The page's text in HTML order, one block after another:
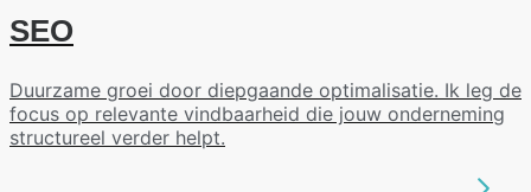
SEO
Duurzame groei door diepgaande optimalisatie. Ik leg de
focus op relevante vindbaarheid die jouw onderneming
structureel verder helpt.